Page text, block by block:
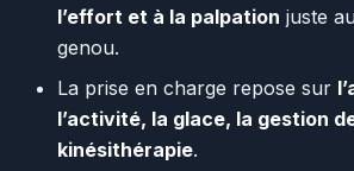
l’effort et à la palpation juste
genou.
La prise en charge repose sur
l’activité, la glace, la gestion
kinésithérapie.